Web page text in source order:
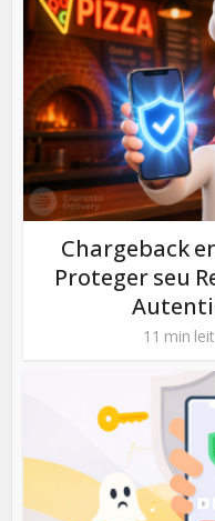
Chargeback
Proteger seu
11 min